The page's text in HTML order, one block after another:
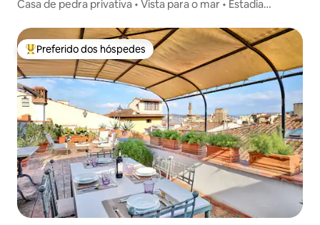
Casa de pedra privativa • Vista para o mar • Estadia
Entre os melhores preferidos dos hóspedes
Preferido dos hóspedes